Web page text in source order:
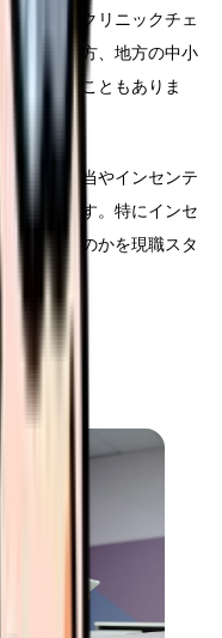
大手美容クリニックチェ
が多い一方、地方の中小
していることもありま
なく、手当やインセンテ
が重要です。特にインセ
い稼げるのかを現職スタ